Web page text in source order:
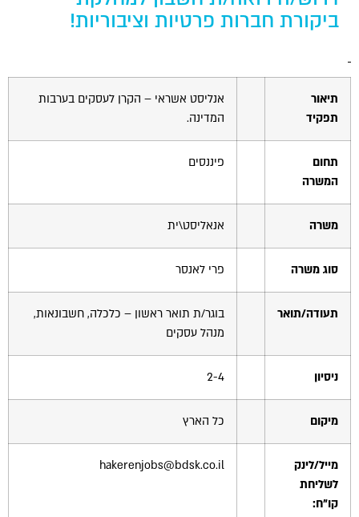
format_underlined הוסף קו תחתון לקישורים
סמן קישורים
כל
האפשרויות
ביקורת חברות פרטיות וציבוריות!
תיאור
תפקיד
אנליסט אשראי – הקרן לעסקים בערבות
המדינה.
תחום
המשרה
פיננסים
משרה אנאליסט\ית
סוג משרה פרי לאנסר
תעודה/תואר
בוגר/ת תואר ראשון – כלכלה, חשבונאות,
מנהל עסקים
ניסיון 2-4
מיקום כל הארץ
מייל/לינק
לשליחת
קו"ח:
hakerenjobs@bdsk.co.il